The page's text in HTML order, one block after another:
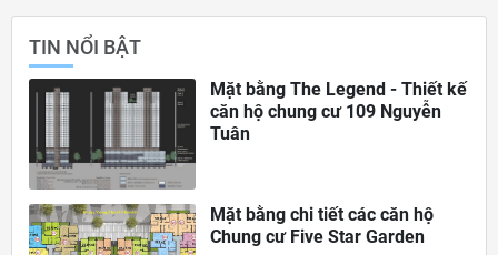
TIN NỔI BẬT
Mặt bằng The Legend - Thiết kế
căn hộ chung cư 109 Nguyễn
Tuân
Mặt bằng chi tiết các căn hộ
Chung cư Five Star Garden